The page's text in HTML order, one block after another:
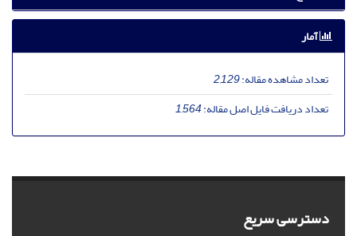
آمار
تعداد مشاهده مقاله:2,129
تعداد دریافت فایل اصل مقاله:1,564
دسترسی سریع